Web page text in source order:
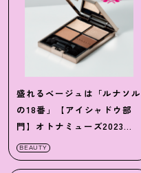
盛れるベージュは「ルナソル
の18番」【アイシャドウ部
門】オトナミューズ2023上
半期ベストコスメ
BEAUTY